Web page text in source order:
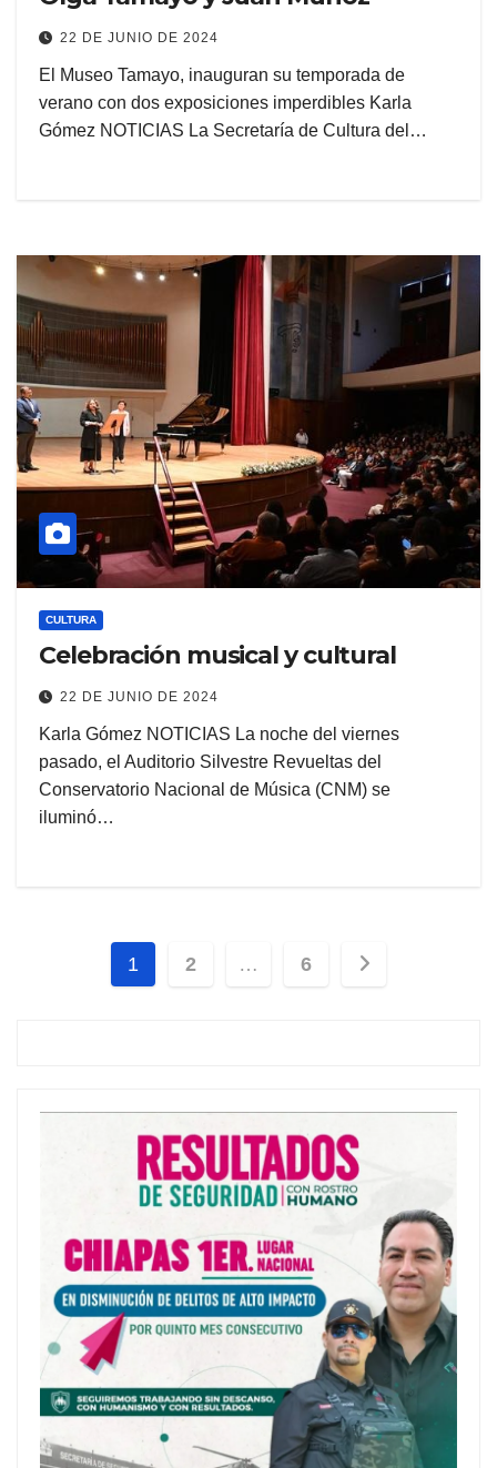
22 DE JUNIO DE 2024
El Museo Tamayo, inauguran su temporada de
verano con dos exposiciones imperdibles Karla
Gómez NOTICIAS La Secretaría de Cultura del…
CULTURA
Celebración musical y cultural
22 DE JUNIO DE 2024
Karla Gómez NOTICIAS La noche del viernes
pasado, el Auditorio Silvestre Revueltas del
Conservatorio Nacional de Música (CNM) se
iluminó…
Paginación
1 2 … 6